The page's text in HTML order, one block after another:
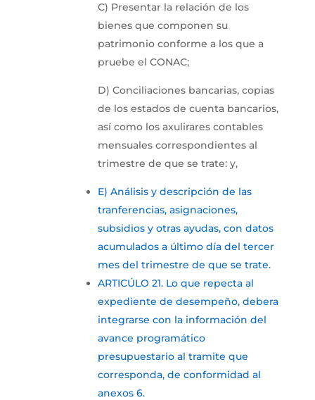
C) Presentar la relación de los
bienes que componen su
patrimonio conforme a los que a
pruebe el CONAC;
D) Conciliaciones bancarias, copias
de los estados de cuenta bancarios,
así como los axulirares contables
mensuales correspondientes al
trimestre de que se trate: y,
E) Análisis y descripción de las
tranferencias, asignaciones,
subsidios y otras ayudas, con datos
acumulados a último día del tercer
mes del trimestre de que se trate.
ARTICÚLO 21. Lo que repecta al
expediente de desempeño, debera
integrarse con la información del
avance programático
presupuestario al tramite que
corresponda, de conformidad al
anexos 6.